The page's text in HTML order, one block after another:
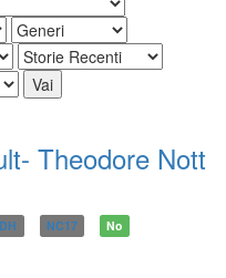
Theodore Nott
NC17 No